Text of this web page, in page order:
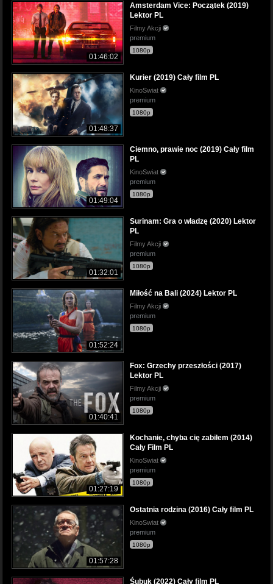
01:46:02
Amsterdam Vice: Początek (2019)
Lektor PL
Filmy Akcji
premium
1080p
01:48:37
Kurier (2019) Cały film PL
KinoSwiat
premium
1080p
01:49:04
Ciemno, prawie noc (2019) Cały film
PL
KinoSwiat
premium
1080p
01:32:01
Surinam: Gra o władzę (2020) Lektor
PL
Filmy Akcji
premium
1080p
01:52:24
Miłość na Bali (2024) Lektor PL
Filmy Akcji
premium
1080p
01:40:41
Fox: Grzechy przeszłości (2017)
Lektor PL
Filmy Akcji
premium
1080p
01:27:19
Kochanie, chyba cię zabiłem (2014)
Cały Film PL
KinoSwiat
premium
1080p
01:57:28
Ostatnia rodzina (2016) Cały film PL
KinoSwiat
premium
1080p
Śubuk (2022) Cały film PL